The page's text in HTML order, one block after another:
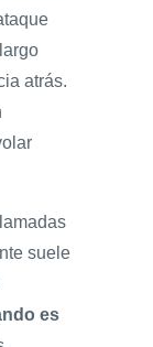
atrás.
suele
es